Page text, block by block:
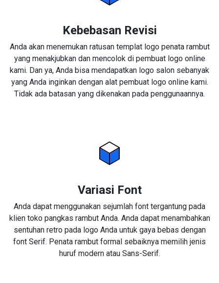
Kebebasan Revisi
Anda akan menemukan ratusan templat logo penata rambut
yang menakjubkan dan mencolok di pembuat logo online
kami. Dan ya, Anda bisa mendapatkan logo salon sebanyak
yang Anda inginkan dengan alat pembuat logo online kami.
Tidak ada batasan yang dikenakan pada penggunaannya.
Variasi Font
Anda dapat menggunakan sejumlah font tergantung pada
klien toko pangkas rambut Anda. Anda dapat menambahkan
sentuhan retro pada logo Anda untuk gaya bebas dengan
font Serif. Penata rambut formal sebaiknya memilih jenis
huruf modern atau Sans-Serif.